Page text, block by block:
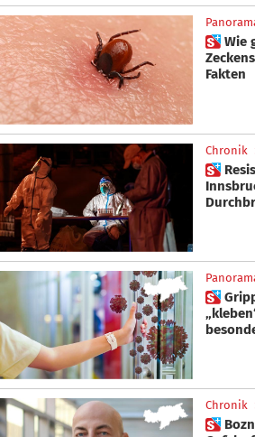
 Wie gefährlich ist ein
Fakten
Chronik
 Resistente Coronaviren:
 Grippe und Corona: Hier
Chronik
 Bozner Oberarzt: Diese